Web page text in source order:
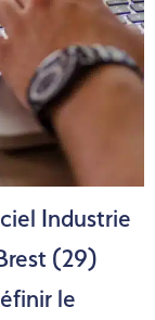
Industrie
(29)
le